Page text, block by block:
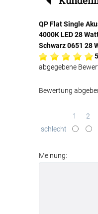
QP Flat Single
4000K LED 28
Schwarz 0651 28
abgegebene
Bewertung
1 2
schlecht
Meinung: